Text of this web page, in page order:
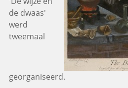
de dwaas'
werd
tweemaal
georganiseerd.